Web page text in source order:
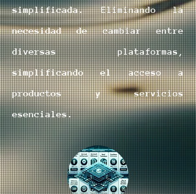
simplificada. Eliminando la
necesidad de cambiar entre
diversas plataformas,
simplificando el acceso a
productos y servicios
esenciales.